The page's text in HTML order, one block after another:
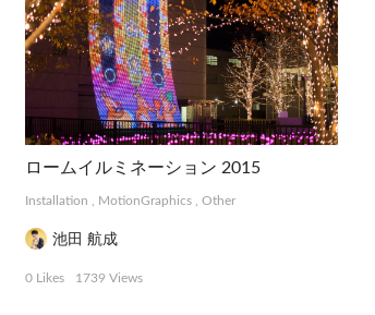
ロームイルミネーション 2015
Installation MotionGraphics ,Other
池田 航成
0 Likes 1739 Views